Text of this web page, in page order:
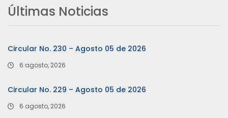
Últimas Noticias
Circular No. 230 – Agosto 05 de 2026
6 agosto, 2026
Circular No. 229 – Agosto 05 de 2026
6 agosto, 2026